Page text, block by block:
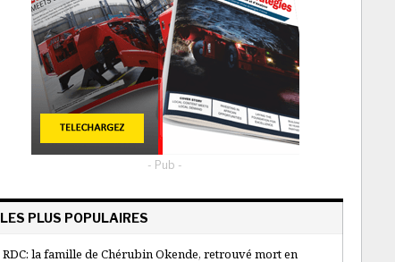
- Pub -
LES PLUS POPULAIRES
RDC: la famille de Chérubin Okende, retrouvé mort en